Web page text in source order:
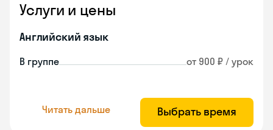
Услуги и цены
Английский язык
В группе от 900 ₽ / урок
Читать дальше Выбрать время